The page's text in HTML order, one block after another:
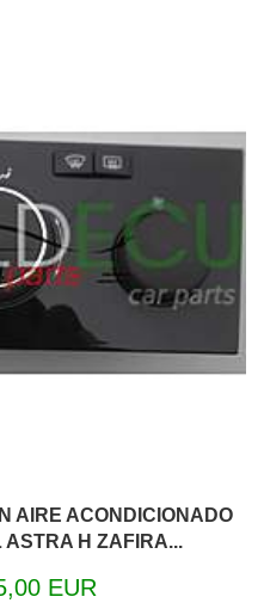
AIRE ACONDICIONADO
ASTRA H ZAFIRA...
EUR